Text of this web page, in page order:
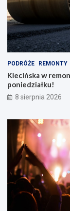
c
a
k
e
m
!
PODRÓŻE REMONTY
Klecińska w
poniedziałku!
8 sierpnia 2026